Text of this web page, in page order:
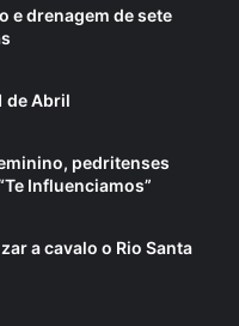
e drenagem de sete
de Abril
pedritenses
Influenciamos”
a cavalo o Rio Santa